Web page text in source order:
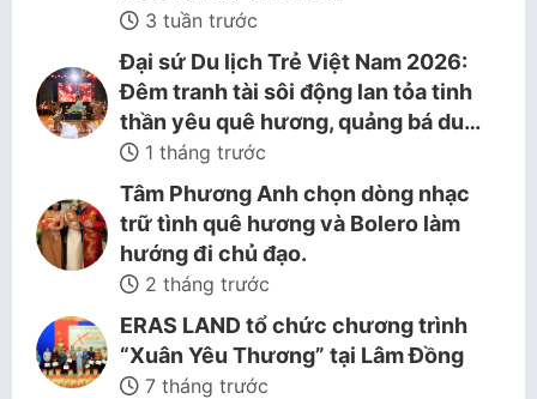
3 tuần trước
Đại sứ Du lịch Trẻ Việt Nam 2026:
Đêm tranh tài sôi động lan tỏa tinh
thần yêu quê hương, quảng bá du…
1 tháng trước
Tâm Phương Anh chọn dòng nhạc
trữ tình quê hương và Bolero làm
hướng đi chủ đạo.
2 tháng trước
ERAS LAND tổ chức chương trình
“Xuân Yêu Thương” tại Lâm Đồng
7 tháng trước